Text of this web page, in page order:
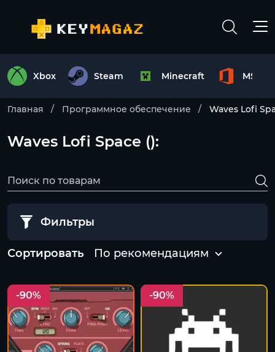
Xbox Steam Minecraft MS
Главная Программное обеспечение Waves Lofi
Waves Lofi Space ():
Фильтры
Сортировать По рекомендациям
-90% -90%